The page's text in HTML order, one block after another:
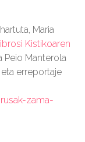
Maria
Kistikoaren
Peio Manterola
erreportaje
zama-